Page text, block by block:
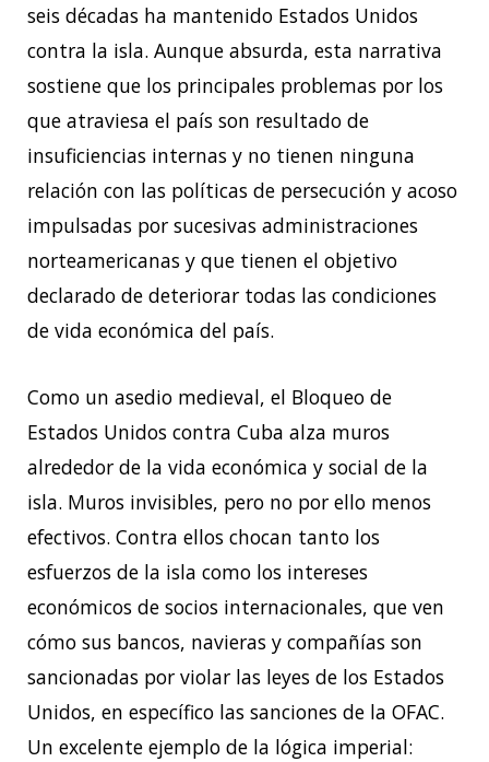
seis décadas ha mantenido Estados Unidos
contra la isla. Aunque absurda, esta narrativa
sostiene que los principales problemas por los
que atraviesa el país son resultado de
insuficiencias internas y no tienen ninguna
relación con las políticas de persecución y acoso
impulsadas por sucesivas administraciones
norteamericanas y que tienen el objetivo
declarado de deteriorar todas las condiciones
de vida económica del país.
Como un asedio medieval, el Bloqueo de
Estados Unidos contra Cuba alza muros
alrededor de la vida económica y social de la
isla. Muros invisibles, pero no por ello menos
efectivos. Contra ellos chocan tanto los
esfuerzos de la isla como los intereses
económicos de socios internacionales, que ven
cómo sus bancos, navieras y compañías son
sancionadas por violar las leyes de los Estados
Unidos, en específico las sanciones de la OFAC.
Un excelente ejemplo de la lógica imperial: